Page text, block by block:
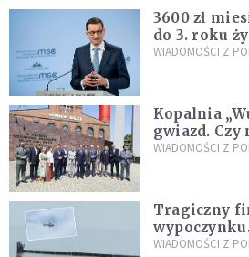
3600 zł
do 3. roku
propozycji
WIADOMOŚCI Z
Kopalnia
gwiazd. Czy
„Dolina
WIADOMOŚCI Z
Tragiczny
zarzuty
WIADOMOŚCI Z